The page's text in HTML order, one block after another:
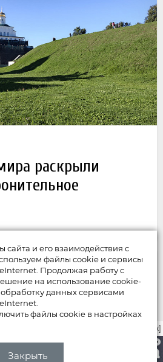
раскрыли
закрыть [x]
сайта и его взаимодействия с
файлы cookie и сервисы
Продолжая работу с
на использование cookie-
данных сервисами
файлы cookie в настройках
Закрыть